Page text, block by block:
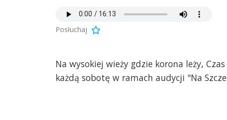
Posłuchaj
Na wysokiej wieży gdzie korona leży,
każdą sobotę w ramach audycji "Na